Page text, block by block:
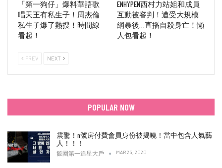
「第一狗仔」爆料華語歌
唱天王有私生子！周杰倫
私生子爆了熱搜！時間線
看起！
ENHYPEN西村力站姐和成員
互動被審判！遭受大規模
網暴後…直播自殺身亡！懶
人包看起！
PREV NEXT
POPULAR NOW
震驚！n號房付費會員身份被揭曉！當中包含人氣藝
人！！！
飯圈第一追星大戶 MAR 25, 2020